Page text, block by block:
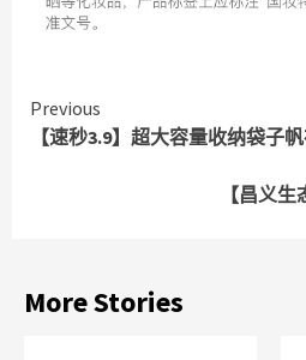
Continue
Reading
Previous
【速秒3.9】超大容量收纳袋子
【昌义
More Stories